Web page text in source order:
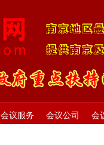
会议服务 会议公司 会